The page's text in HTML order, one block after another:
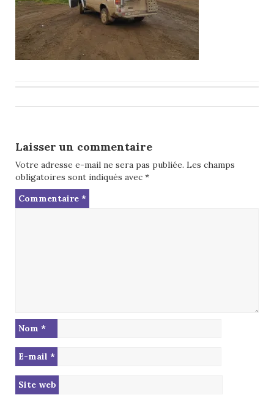
navigation
Laisser un commentaire
Votre adresse e-mail ne sera pas publiée. Les champs
obligatoires sont indiqués avec *
Commentaire *
Nom *
E-mail *
Site web